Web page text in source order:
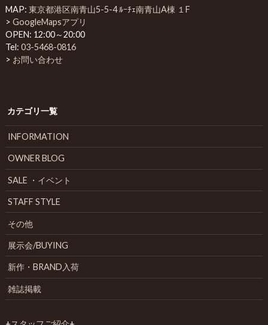
MAP: 東京都港区南青山5-5-4 ﾙｰﾁｪ南青山A棟 １F
> GoogleMapsアプリ
OPEN: 12:00～20:00
Tel: 03-5468-0816
> お問い合わせ
カテゴリ一覧
INFORMATION
OWNER BLOG
SALE ・イベント
STAFF STYLE
その他
展示会/BUYING
新作・BRAND入荷
雑誌掲載